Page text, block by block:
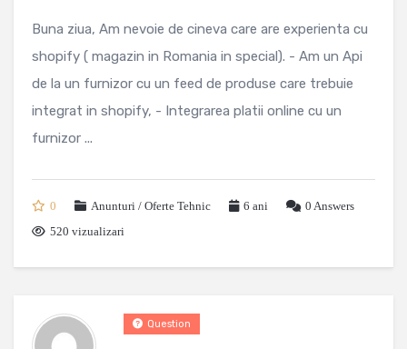
Buna ziua, Am nevoie de cineva care are experienta cu
shopify ( magazin in Romania in special). - Am un Api
de la un furnizor cu un feed de produse care trebuie
integrat in shopify, - Integrarea platii online cu un
furnizor ...
0 Anunturi / Oferte Tehnic 6 ani 0 Answers
520 vizualizari
Question